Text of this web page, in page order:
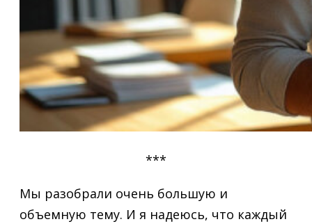
***
Мы разобрали очень большую и
объемную тему. И я надеюсь, что каждый